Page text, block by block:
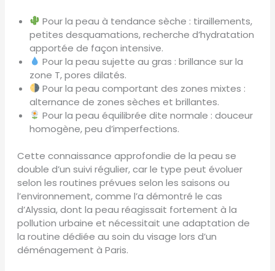
Pour la peau à tendance sèche : tiraillements,
petites desquamations, recherche d’hydratation
apportée de façon intensive.
Pour la peau sujette au gras : brillance sur la
zone T, pores dilatés.
Pour la peau comportant des zones mixtes :
alternance de zones sèches et brillantes.
Pour la peau équilibrée dite normale : douceur
homogène, peu d’imperfections.
Cette connaissance approfondie de la peau se
double d’un suivi régulier, car le type peut évoluer
selon les routines prévues selon les saisons ou
l’environnement, comme l’a démontré le cas
d’Alyssia, dont la peau réagissait fortement à la
pollution urbaine et nécessitait une adaptation de
la routine dédiée au soin du visage lors d’un
déménagement à Paris.